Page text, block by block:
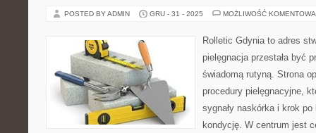
POSTED BY ADMIN GRU - 31 - 2025 MOŻLIWOŚĆ
Rolletic Gdynia to adres
pielęgnacja przestała być
świadomą rutyną. Strona
procedury pielęgnacyjne,
sygnały naskórka i krok
kondycję. W centrum jest